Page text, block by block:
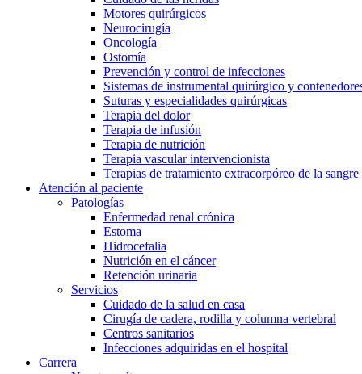
Catálogo de productos
Encuentra el producto que estás buscando. Visita el catálogo
Cuidar de la salud en casa te ofrece la posibilidad de
Contacto
En diálogo con B. Braun. Ponte en contacto con nosotros.
Motores quirúrgicos
Neurocirugía
Oncología
Ostomía
Prevención y control de infecciones
Sistemas de instrumental quirúrgico y
Suturas y especialidades quirúrgicas
Terapia del dolor
Terapia de infusión
Terapia de nutrición
Terapia vascular intervencionista
Terapias de tratamiento extracorpóreo de la sangre
Atención al paciente
Patologías
Enfermedad renal crónica
Estoma
Hidrocefalia
Nutrición en el cáncer
Retención urinaria
Servicios
Cuidado de la salud en casa
Cirugía de cadera, rodilla y columna vertebral
Centros sanitarios
Infecciones adquiridas en el hospital
Carrera